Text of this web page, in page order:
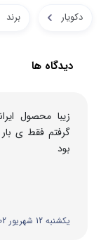
دکویار برند
دیدگاه ها
زیبا محصول
گرفتم فقط ی
بود
یکشنبه 12 شهریور 1402